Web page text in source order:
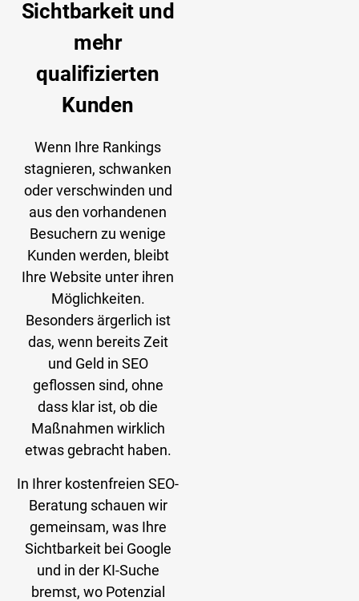
Sichtbarkeit und
mehr
qualifizierten
Kunden
Wenn Ihre Rankings
stagnieren, schwanken
oder verschwinden und
aus den vorhandenen
Besuchern zu wenige
Kunden werden, bleibt
Ihre Website unter ihren
Möglichkeiten.
Besonders ärgerlich ist
das, wenn bereits Zeit
und Geld in SEO
geflossen sind, ohne
dass klar ist, ob die
Maßnahmen wirklich
etwas gebracht haben.
In Ihrer kostenfreien SEO-
Beratung schauen wir
gemeinsam, was Ihre
Sichtbarkeit bei Google
und in der KI-Suche
bremst, wo Potenzial